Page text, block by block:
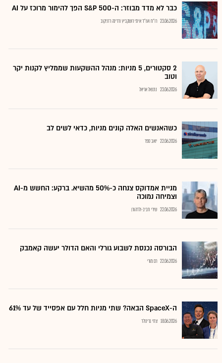
כבר לא מדד מבוזר: ה-S&P 500 הפך להימור מרוכז על AI
23.06.2026 רו"ח ועו"ד איתי רושקביץ ודרינה רזניקוב
2 סקטורים, 5 מניות: מנהל ההשקעות שממליץ לקנות יקר
וטוב
23.06.2026 נתנאל אריאל
כשהאנשים האלה קונים מניות, כדאי לשים לב
22.06.2026 יואב ספר
מניית אמדוקס צנחה כ-50% מהשיא. ברקע: החשש מ-AI
וצמיחה נמוכה
22.06.2026 שירי חביב-ולדהורן
הבורסה נכנסת לשבוע גורלי והאם הדולר יעשה קאמבק
22.06.2026 רם מורי
ה-SpaceX הבאה? שתי מניות חלל עם אפסייד של עד 61%
18.06.2026 צחי גרינולד